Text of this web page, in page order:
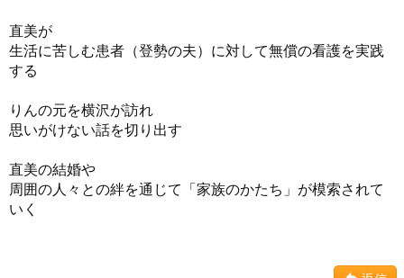
直美が
生活に苦しむ患者（登勢の夫）に対して無償の看護を実践
する
りんの元を横沢が訪れ
思いがけない話を切り出す
直美の結婚や
周囲の人々との絆を通じて「家族のかたち」が模索されて
いく